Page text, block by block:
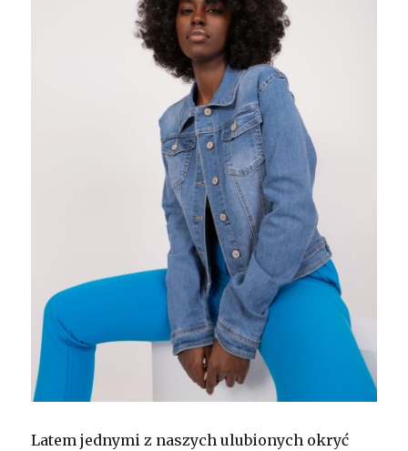
Latem jednymi z naszych ulubionych okryć